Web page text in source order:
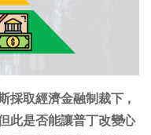
採取經濟金融制裁下，
此是否能讓普丁改變心